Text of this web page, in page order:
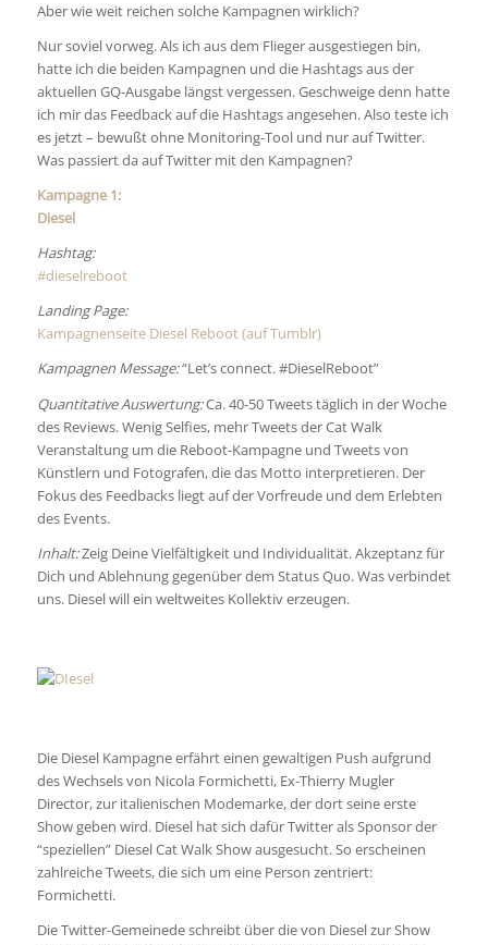
Aber wie weit reichen solche Kampagnen wirklich?
Nur soviel vorweg. Als ich aus dem Flieger ausgestiegen bin,
hatte ich die beiden Kampagnen und die Hashtags aus der
aktuellen GQ-Ausgabe längst vergessen. Geschweige denn hatte
ich mir das Feedback auf die Hashtags angesehen. Also teste ich
es jetzt – bewußt ohne Monitoring-Tool und nur auf Twitter.
Was passiert da auf Twitter mit den Kampagnen?
Kampagne 1:
Diesel
Hashtag:
#dieselreboot
Landing Page:
Kampagnenseite Diesel Reboot (auf Tumblr)
Kampagnen Message:“Let’s connect. #DieselReboot”
Quantitative Auswertung:Ca. 40-50 Tweets täglich in der Woche
des Reviews. Wenig Selfies, mehr Tweets der Cat Walk
Veranstaltung um die Reboot-Kampagne und Tweets von
Künstlern und Fotografen, die das Motto interpretieren. Der
Fokus des Feedbacks liegt auf der Vorfreude und dem Erlebten
des Events.
Inhalt:Zeig Deine Vielfältigkeit und Individualität. Akzeptanz für
Dich und Ablehnung gegenüber dem Status Quo. Was verbindet
uns. Diesel will ein weltweites Kollektiv erzeugen.
Die Diesel Kampagne erfährt einen gewaltigen Push aufgrund
des Wechsels von Nicola Formichetti, Ex-Thierry Mugler
Director, zur italienischen Modemarke, der dort seine erste
Show geben wird. Diesel hat sich dafür Twitter als Sponsor der
“speziellen” Diesel Cat Walk Show ausgesucht. So erscheinen
zahlreiche Tweets, die sich um eine Person zentriert:
Formichetti.
Die Twitter-Gemeinede schreibt über die von Diesel zur Show